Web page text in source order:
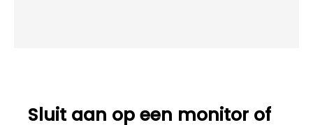
Sluit aan op een monitor of